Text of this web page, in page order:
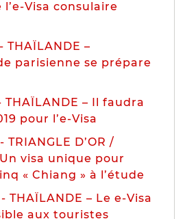
Visa consulaire
THAÏLANDE –
parisienne se prépare
THAÏLANDE – Il faudra
pour l’e-Visa
TRIANGLE D’OR /
Un visa unique pour
« Chiang » à l’étude
THAÏLANDE – Le e-Visa
aux touristes